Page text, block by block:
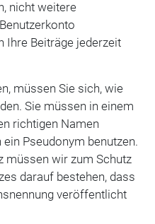
nicht weitere
Ihre Beiträge jederzeit
müssen Sie sich, wie
Sie müssen in einem
richtigen Namen
Pseudonym benutzen.
müssen wir zum Schutz
darauf bestehen, dass
veröffentlicht